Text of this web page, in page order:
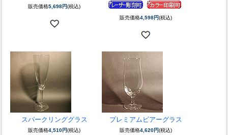
販売価格5,698円(税込)
販売価格4,598円(税込)
スパークリンググラス
販売価格4,510円(税込)
プレミアムビアーグラス
販売価格4,620円(税込)